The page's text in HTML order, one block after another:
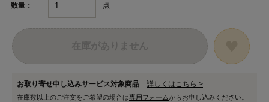
数量： 点
お取り寄せ申し込みサービス対象商品 詳しくはこちら >
在庫数以上のご注文をご希望の場合は専用フォームからお申し込みください。